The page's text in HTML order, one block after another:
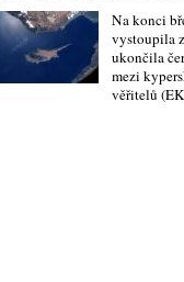
Na konci
vystoupila
ukončila
mezi
věřitelů